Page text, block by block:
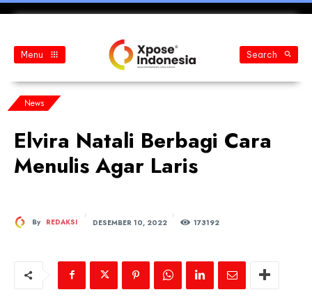
Menu Search
News
Elvira Natali Berbagi Cara
Menulis Agar Laris
By REDAKSI DESEMBER 10, 2022 173192